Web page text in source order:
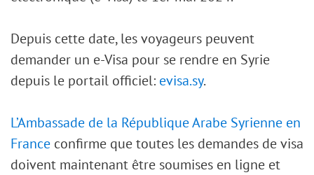
Depuis cette date, les voyageurs peuvent
demander un e-Visa pour se rendre en Syrie
depuis le portail officiel: evisa.sy.
L’Ambassade de la République Arabe Syrienne en
France confirme que toutes les demandes de visa
doivent maintenant être soumises en ligne et